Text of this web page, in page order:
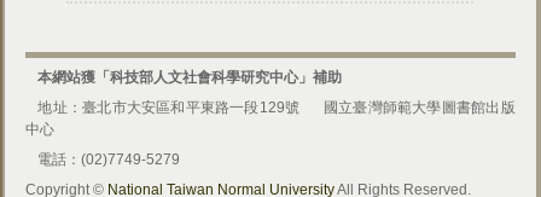
本網站獲「科技部人文社會科學研究中心」補助
地址：臺北市大安區和平東路一段129號
國立臺灣師範大學圖書館出版
中心
電話：(02)7749-5279
Copyright © National Taiwan Normal UniversityAll Rights Reserved.